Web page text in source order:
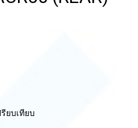
รียบเทียบ